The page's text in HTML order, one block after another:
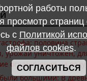
половина
урожай уничтожен,
ограничения на воду
были большими: В
работы
просмотр страниц
с Политикой
файлов cookies.
СОГЛАСИТЬСЯ